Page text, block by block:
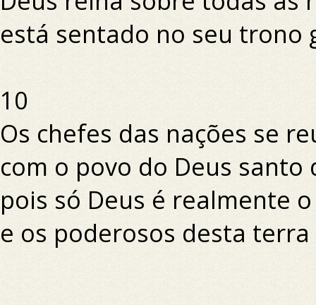
está sentado no seu trono
10
Os chefes das nações se
com o povo do Deus santo
pois só Deus é realmente
e os poderosos desta